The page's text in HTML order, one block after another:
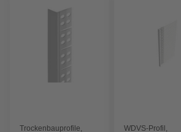
Trockenbauprofile,
WDVS-Profil,